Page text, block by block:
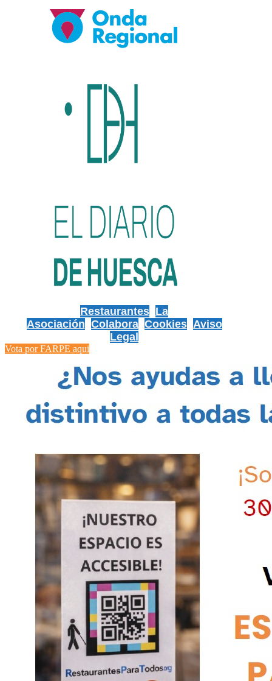
Restaurantes La
Asociación Colabora Cookies Aviso
Legal
Vota por FARPE aqui